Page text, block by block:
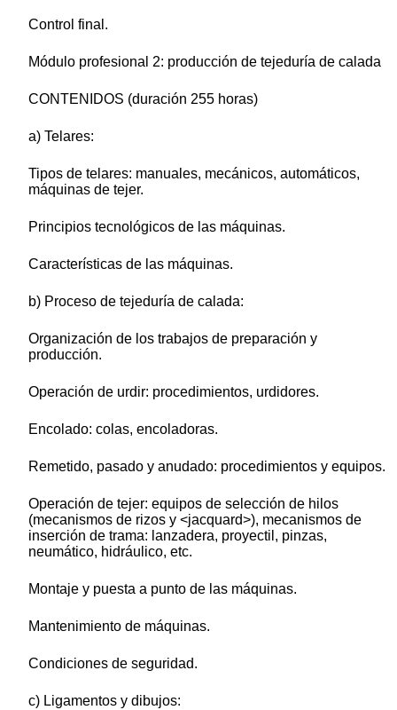
Control final.
Módulo profesional 2: producción de tejeduría de calada
CONTENIDOS (duración 255 horas)
a) Telares:
Tipos de telares: manuales, mecánicos, automáticos,
máquinas de tejer.
Principios tecnológicos de las máquinas.
Características de las máquinas.
b) Proceso de tejeduría de calada:
Organización de los trabajos de preparación y
producción.
Operación de urdir: procedimientos, urdidores.
Encolado: colas, encoladoras.
Remetido, pasado y anudado: procedimientos y equipos.
Operación de tejer: equipos de selección de hilos
(mecanismos de rizos y <jacquard>), mecanismos de
inserción de trama: lanzadera, proyectil, pinzas,
neumático, hidráulico, etc.
Montaje y puesta a punto de las máquinas.
Mantenimiento de máquinas.
Condiciones de seguridad.
c) Ligamentos y dibujos: